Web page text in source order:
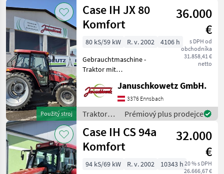
reser
Použitý stroj
Case IH JX 80
Komfort
36.000
€
s DPH od
obchodníka
31.858,41 €
netto
80 kS/59 kW R. v. 2002
4106 h
Gebrauchtmaschine -
Traktor mit
Ausstattung: - Iveco 4
Zylinder Diesel,
wassergekühlt - Getriebe
24/24 Power Shuttle -
Zapfwelle 540, 5
Januschkowetz GmbH.
3376 Ennsbach
Traktory /
Case IH
Prémiový plus prodejce
Case IH CS 94a
Komfort
32.000
€
20 % s DPH
26.666,67 €
94 kS/69 kW R. v. 2002
10343 h